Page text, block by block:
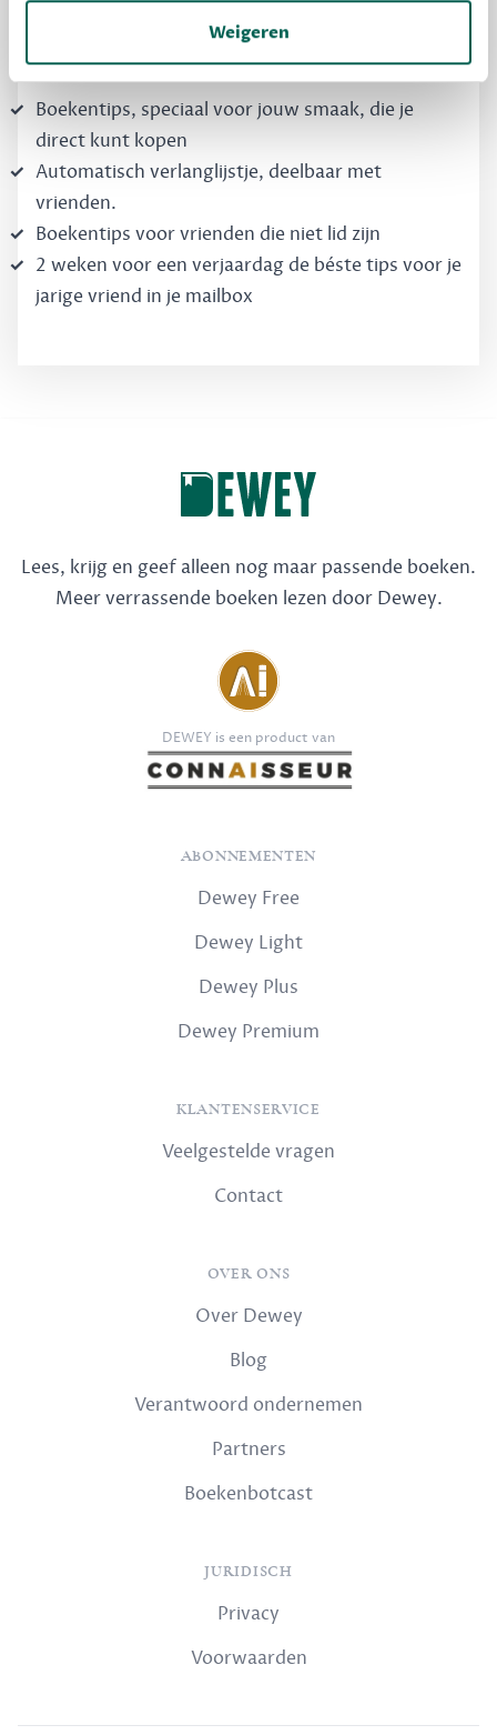
Weigeren
Boekentips, speciaal voor jouw smaak, die je
direct kunt kopen
Automatisch verlanglijstje, deelbaar met
vrienden.
Boekentips voor vrienden die niet lid zijn
2 weken voor een verjaardag de béste tips voor je
jarige vriend in je mailbox
Lees, krijg en geef alleen nog maar passende boeken.
Meer verrassende boeken lezen door Dewey.
DEWEY is een product van
ABONNEMENTEN
Dewey Free
Dewey Light
Dewey Plus
Dewey Premium
KLANTENSERVICE
Veelgestelde vragen
Contact
OVER ONS
Over Dewey
Blog
Verantwoord ondernemen
Partners
Boekenbotcast
JURIDISCH
Privacy
Voorwaarden